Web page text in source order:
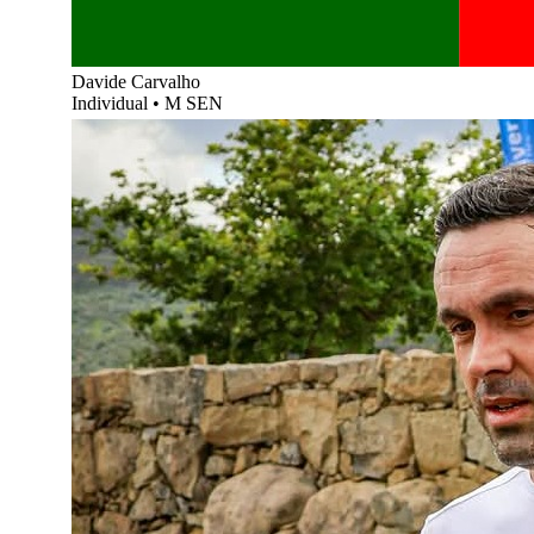
Davide Carvalho
Individual • M SEN